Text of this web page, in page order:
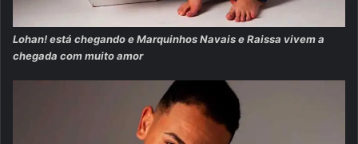
Lohan! está chegando e Marquinhos Navais e Raissa vivem a
chegada com muito amor